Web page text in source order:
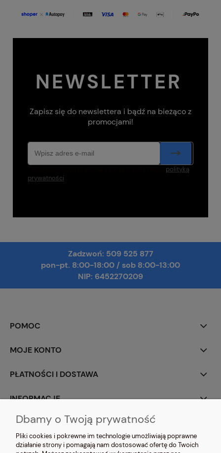
NEWSLETTER
Zapisz się do newslettera i bądź na bieżąco z
promocjami!
polityką
prywatności
Zadzwoń: 509 525 877
pon-pt. 8:00-18:00 / sob 8:00-13:00
NIP: 6452270209
POMOC
MOJE KONTO
PŁATNOŚCI I DOSTAWA
INFORMACJE
O NAS
Dbamy o Twoją prywatność
Pliki cookies i pokrewne im technologie umożliwiają poprawne
działanie strony i pomagają nam dostosować ofertę do Twoich